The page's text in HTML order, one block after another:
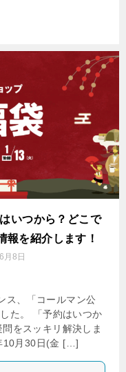
いつから？どこで
報を紹介します！
月8日
ス、「コールマン公
た。 「予約はいつか
をスッキリ解決しま
10月30日(金 […]